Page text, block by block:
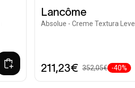
Lancôme
Absolue - Creme Textura Leve
211,23€ 352,05€ -40%